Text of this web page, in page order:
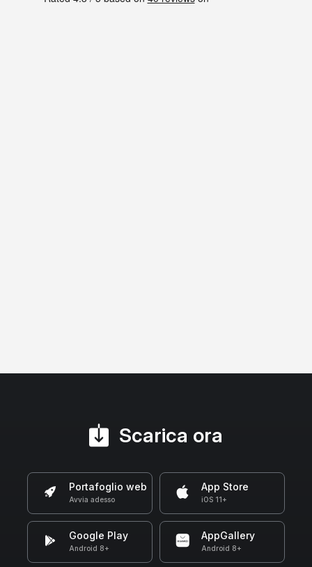
Scarica ora
Portafoglio web
Avvia adesso
App Store
iOS 11+
Google Play
Android 8+
AppGallery
Android 8+